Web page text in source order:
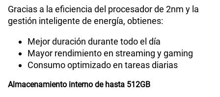
y redes sociales.
Batería optimizada de 4900 mAh
El Samsung S26 Plus integra una batería de 4900
mAh, ofreciendo mayor autonomía frente al modelo
estándar.